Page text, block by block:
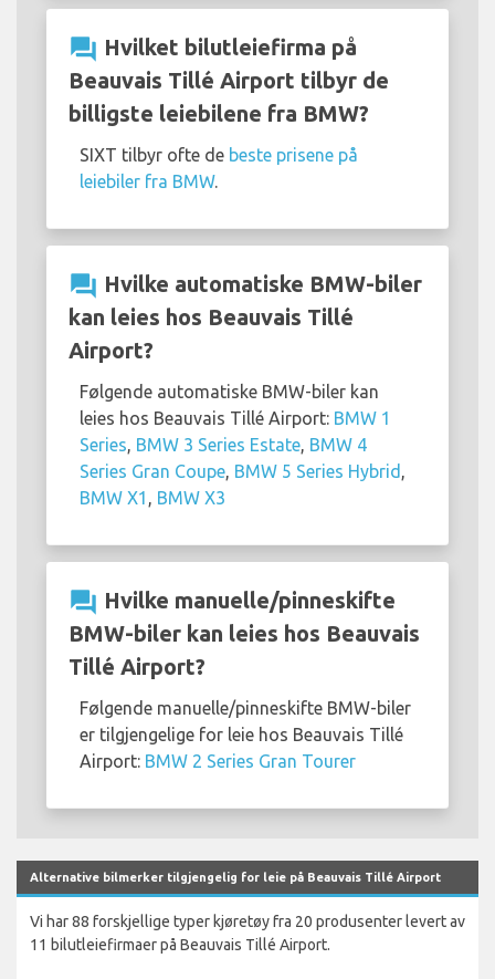
question_answer Hvilket bilutleiefirma på
Beauvais Tillé Airport tilbyr de
billigste leiebilene fra BMW?
SIXT tilbyr ofte de beste prisene på
leiebiler fra BMW.
question_answer Hvilke automatiske BMW-biler
kan leies hos Beauvais Tillé
Airport?
Følgende automatiske BMW-biler kan
leies hos Beauvais Tillé Airport: BMW 1
Series, BMW 3 Series Estate, BMW 4
Series Gran Coupe, BMW 5 Series Hybrid ,
BMW X1 , BMW X3
question_answer Hvilke manuelle/pinneskifte
BMW-biler kan leies hos Beauvais
Tillé Airport?
Følgende manuelle/pinneskifte BMW-biler
er tilgjengelige for leie hos Beauvais Tillé
Airport: BMW 2 Series Gran Tourer
Alternative bilmerker tilgjengelig for leie på Beauvais Tillé Airport
Vi har 88 forskjellige typer kjøretøy fra 20 produsenter levert av
11 bilutleiefirmaer på Beauvais Tillé Airport.